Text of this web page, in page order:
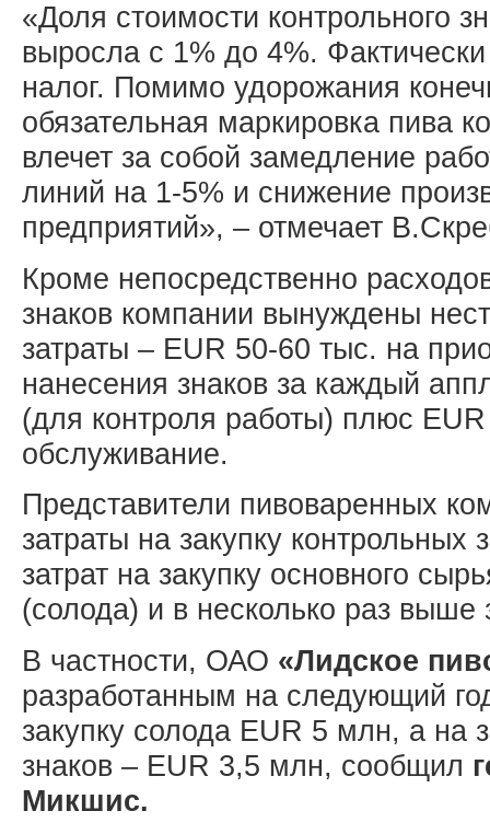
«Доля стоимости контрольного
выросла с 1% до 4%.
налог. Помимо удорожания
обязательная маркировка пива
влечет за собой замедление
линий на 1-5% и снижение
предприятий», – отмечает
Кроме непосредственно
знаков компании вынуждены
затраты – EUR 50-60 тыс. на
нанесения знаков за каждый
(для контроля работы) плюс
обслуживание.
Представители пивоваренных
затраты на закупку контрольных
затрат на закупку основного
(солода) и в несколько раз выше
В частности, ОАО «Лидское
разработанным на следующий
закупку солода EUR 5 млн, а на
знаков – EUR 3,5 млн, сообщил
Микшис.